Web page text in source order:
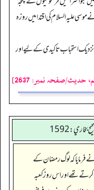
علیہ السلام کی اقتدا میں روزہ
استحباب تاکیدی کے لیے اور
صفحہ نمبر: 2637]
1592
فرمایا کہ لوگ رمضان کے
تھے اور اس روز کعبہ